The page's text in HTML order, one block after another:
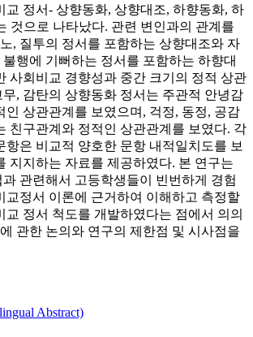
교 정서- 상향동화, 상향대조, 하향동화, 하
것으로 나타났다. 관련 변인과의 관계를
, 질투의 정서를 포함하는 상향대조와 자
행에 기뻐하는 정서를 포함하는 하향대
사회비교 경향성과 중간 크기의 정적 상관
, 감탄의 상향동화 정서는 주관적 안녕감
인 상관관계를 보였으며, 걱정, 동정, 공감
친구관계와 정적인 상관관계를 보였다. 각
항은 비교적 양호한 문항 내적일치도를 보
지지하는 자료를 제공하였다. 본 연구는
관련해서 고등학생들이 빈번하게 경험
교정서 이론에 근거하여 이해하고 측정할
교 정서 척도를 개발하였다는 점에서 의의
관한 논의와 연구의 제한점 및 시사점을
Abstract)